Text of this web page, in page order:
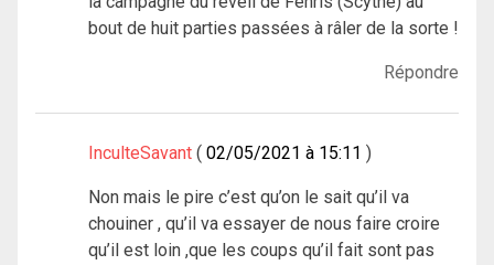
bout de huit parties passées à râler de la sorte !
Répondre
InculteSavant 02/05/2021 à 15:11
Non mais le pire c’est qu’on le sait qu’il va
chouiner , qu’il va essayer de nous faire croire
qu’il est loin ,que les coups qu’il fait sont pas